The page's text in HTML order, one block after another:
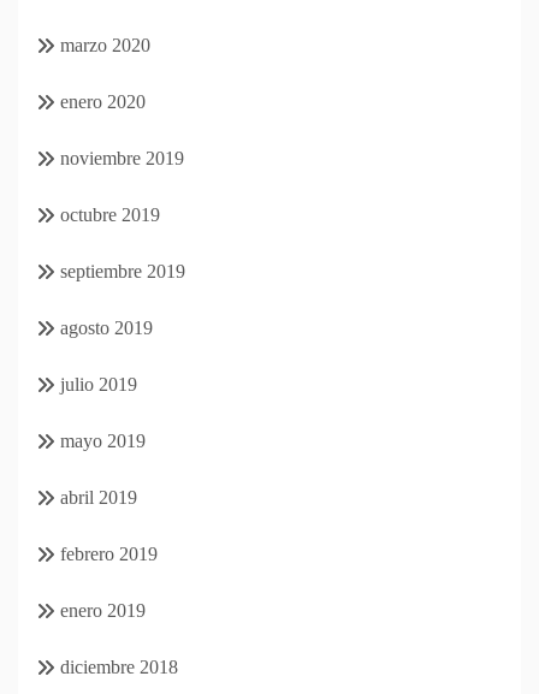
marzo 2020
enero 2020
noviembre 2019
octubre 2019
septiembre 2019
agosto 2019
julio 2019
mayo 2019
abril 2019
febrero 2019
enero 2019
diciembre 2018